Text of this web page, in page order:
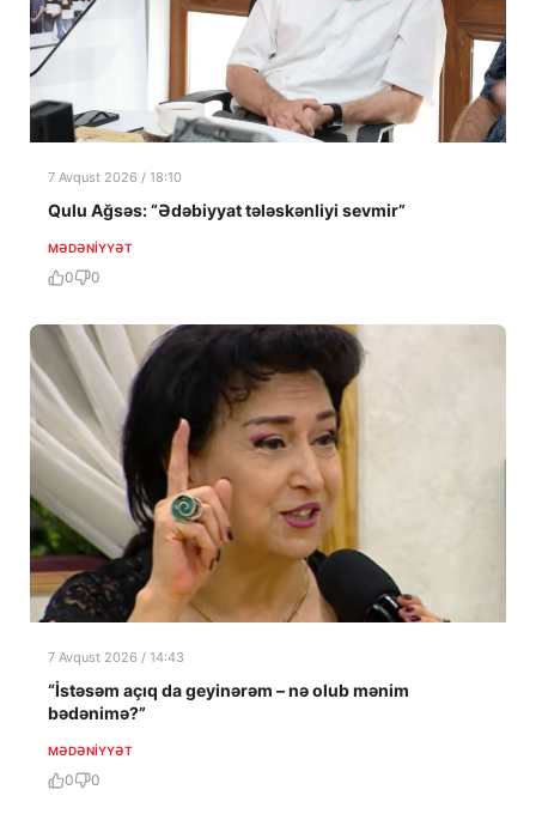
7 Avqust 2026 / 18:10
Qulu Ağsəs: “Ədəbiyyat tələskənliyi sevmir”
MƏDƏNIYYƏT
0 0
7 Avqust 2026 / 14:43
“İstəsəm açıq da geyinərəm – nə olub mənim
bədənimə?”
MƏDƏNIYYƏT
0 0